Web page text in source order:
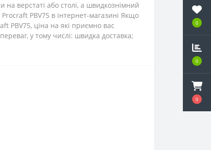
0
0
0
на верстаті або столі, а швидкознімний
PBV75 в інтернет-магазині Якщо
PBV75, ціна на які приємно вас
у тому числі: швидка доставка;